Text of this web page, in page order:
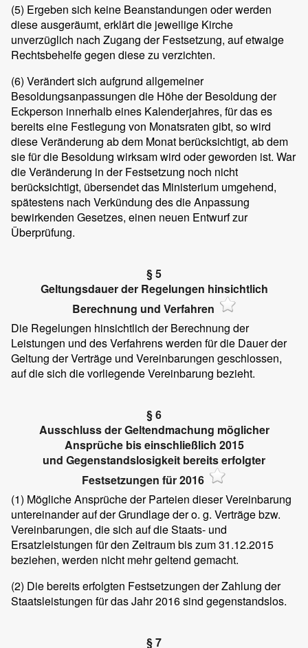
(5) Ergeben sich keine Beanstandungen oder werden
diese ausgeräumt, erklärt die jeweilige Kirche
unverzüglich nach Zugang der Festsetzung, auf etwaige
Rechtsbehelfe gegen diese zu verzichten.
(6) Verändert sich aufgrund allgemeiner
Besoldungsanpassungen die Höhe der Besoldung der
Eckperson innerhalb eines Kalenderjahres, für das es
bereits eine Festlegung von Monatsraten gibt, so wird
diese Veränderung ab dem Monat berücksichtigt, ab dem
sie für die Besoldung wirksam wird oder geworden ist. War
die Veränderung in der Festsetzung noch nicht
berücksichtigt, übersendet das Ministerium umgehend,
spätestens nach Verkündung des die Anpassung
bewirkenden Gesetzes, einen neuen Entwurf zur
Überprüfung.
§ 5
Geltungsdauer der Regelungen hinsichtlich
Berechnung und Verfahren
Die Regelungen hinsichtlich der Berechnung der
Leistungen und des Verfahrens werden für die Dauer der
Geltung der Verträge und Vereinbarungen geschlossen,
auf die sich die vorliegende Vereinbarung bezieht.
§ 6
Ausschluss der Geltendmachung möglicher
Ansprüche bis einschließlich 2015
und Gegenstandslosigkeit bereits erfolgter
Festsetzungen für 2016
(1) Mögliche Ansprüche der Parteien dieser Vereinbarung
untereinander auf der Grundlage der o. g. Verträge bzw.
Vereinbarungen, die sich auf die Staats- und
Ersatzleistungen für den Zeitraum bis zum 31.12.2015
beziehen, werden nicht mehr geltend gemacht.
(2) Die bereits erfolgten Festsetzungen der Zahlung der
Staatsleistungen für das Jahr 2016 sind gegenstandslos.
§ 7